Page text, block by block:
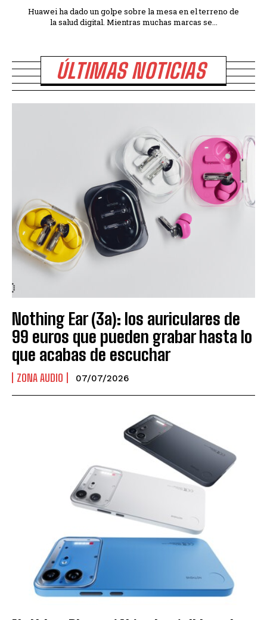
Huawei ha dado un golpe sobre la mesa en el terreno de
la salud digital. Mientras muchas marcas se...
ÚLTIMAS NOTICIAS
Nothing Ear (3a): los auriculares de
99 euros que pueden grabar hasta lo
que acabas de escuchar
ZONA AUDIO 07/07/2026